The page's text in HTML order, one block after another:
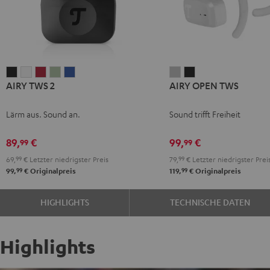
TWS
Night
TWS
Pure
TWS
RubySageSpace
AIRY TWS 2
Lärm aus. Sound an.
89,99 €
69, 99 € Letzter niedrigster Preis
99,99 € Originalpreis
OPEN
Moon
OPEN
Night
AIRY OPEN TWS
Sound trifft Freiheit
99,99€
79, 99€Letzter niedrigster
119,99€Originalpreis
HIGHLIGHTS TECHNISCHE DATEN
Highlights